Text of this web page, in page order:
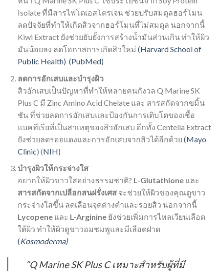
Isolate ที่มีสารไฟโตเอสโตรเจน ช่วยปรับสมดุลฮอร์โมน
ลดปัจจัยที่ทำให้เกิดสิวจากฮอร์โมนที่ไม่สมดุล นอกจากนี้
Kiwi Extract ยังช่วยยับยั้งการสร้างน้ำมันส่วนเกิน ทำให้ผิว
มันน้อยลง ลดโอกาสการเกิดสิวใหม่ (Harvard School of
Public Health) (PubMed)
ลดการอักเสบและบำรุงผิว
สิวอักเสบเป็นปัญหาที่ทำให้หลายคนกังวล Q Marine SK
Plus C มี Zinc Amino Acid Chelate และ สารสกัดจากขมิ้น
ชัน ที่ช่วยลดการอักเสบและป้องกันการเติบโตของเชื้อ
แบคทีเรียที่เป็นสาเหตุของสิวอักเสบ อีกทั้ง Centella Extract
ยังช่วยลดรอยแดงและการอักเสบจากสิวได้อีกด้วย (Mayo
Clinic) (NIH)
บำรุงผิวให้กระจ่างใส
อยากให้ผิวขาวใสอย่างธรรมชาติ? L-Glutathioneและ
สารสกัดจากเปลือกสนฝรั่งเศสจะช่วยให้ผิวของคุณดูขาว
กระจ่างใสขึ้น ลดเลือนจุดด่างดำและรอยสิว นอกจากนี้
Lycopeneและ L-Arginineยังช่วยเพิ่มการไหลเวียนเลือด
ใต้ผิว ทำให้ผิวดูขาวอมชมพูและมีเลือดฝาด
(Kosmoderma)
“Q Marine SK Plus C เหมาะสำหรับผู้ที่มี